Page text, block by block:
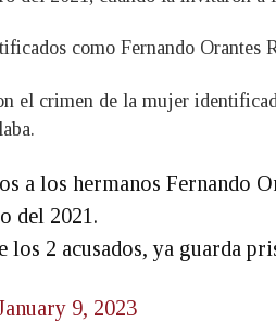
como Fernando Orantes
el crimen de la mujer
a los hermanos Fernando
del 2021.
2 acusados, ya guarda
9, 2023